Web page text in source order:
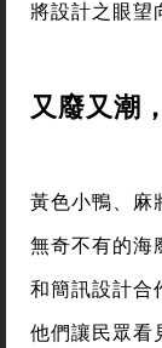
將設計之眼望
又廢又潮
黃色小鴨、麻
無奇不有的海
和簡訊設計合
他們讓民眾看